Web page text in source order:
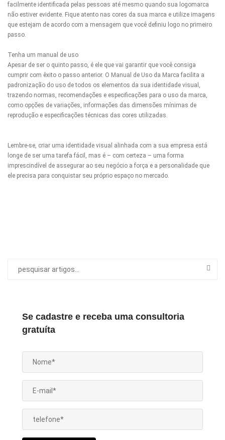
facilmente identificada pelas pessoas até mesmo quando sua logomarca
não estiver evidente. Fique atento nas cores da sua marca e utilize imagens
que estejam de acordo com a mensagem que você definiu logo no primeiro
passo.
Tenha um manual de uso
Apesar de ser o quinto passo, é ele que vai garantir que você consiga
cumprir com êxito o passo anterior. O Manual de Uso da Marca facilita a
padronização do uso de todos os elementos da sua identidade visual,
trazendo normas, recomendações e especificações para o uso da marca,
como opções de variações, informações das dimensões mínimas de
reprodução e especificações técnicas das cores utilizadas.
Lembre-se, criar uma identidade visual alinhada com a sua empresa está
longe de ser uma tarefa fácil, mas é – com certeza – uma forma
imprescindível de assegurar ao seu negócio a força e a personalidade que
ele precisa para conquistar seu próprio espaço no mercado.
Se cadastre e receba uma consultoria
gratuíta